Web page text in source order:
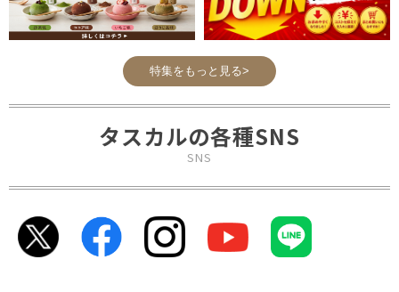
特集をもっと見る>
タスカルの各種SNS
SNS